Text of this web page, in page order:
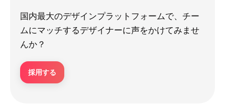
国内最大のデザインプラットフォームで、チー
ムにマッチするデザイナーに声をかけてみませ
んか？
採用する